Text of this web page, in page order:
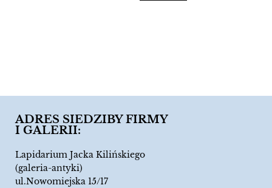
ADRES SIEDZIBY FIRMY
I GALERII:
Lapidarium Jacka Kilińskiego
(galeria-antyki)
ul.Nowomiejska 15/17